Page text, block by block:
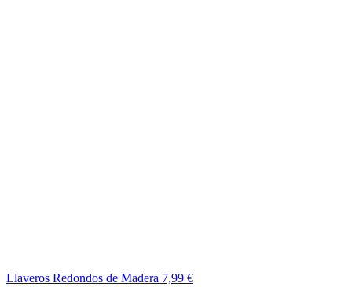
Llaveros Redondos de Madera 7,99 €